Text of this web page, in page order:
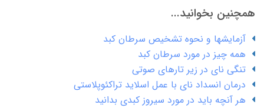
همچنین بخوانید...
آزمایشها و نحوه تشخیص سرطان کبد
همه چیز در مورد سرطان کبد
تنگی نای در زیر تارهای صوتی
درمان انسداد نای با عمل اسلاید تراکئوپلاستی
هر آنچه باید در مورد سیروز کبدی بدانید